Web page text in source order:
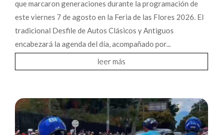
que marcaron generaciones durante la programación de
este viernes 7 de agosto en la Feria de las Flores 2026. El
tradicional Desfile de Autos Clásicos y Antiguos
encabezará la agenda del día, acompañado por...
leer más